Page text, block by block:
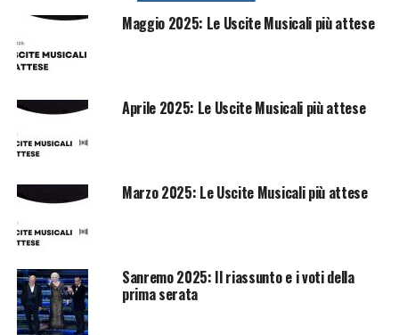
Maggio 2025: Le Uscite Musicali più attese
Aprile 2025: Le Uscite Musicali più attese
Marzo 2025: Le Uscite Musicali più attese
Sanremo 2025: Il riassunto e i voti della
prima serata